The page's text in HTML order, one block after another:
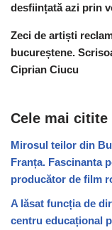
desființată azi prin
Zeci de artiști
bucureștene.
Ciprian Ciucu
Cele mai
Mirosul teilor din
Franța. Fascinanta
producător de film
A lăsat funcția de
centru educațional